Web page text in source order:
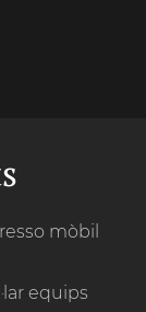
mòbil
equips